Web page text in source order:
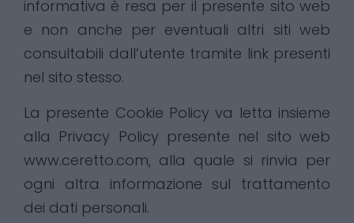
informativa è resa per il presente sito web
e non anche per eventuali altri siti web
consultabili dall’utente tramite link presenti
nel sito stesso.
La presente Cookie Policy va letta insieme
alla Privacy Policy presente nel sito web
www.ceretto.com, alla quale si rinvia per
ogni altra informazione sul trattamento
dei dati personali.